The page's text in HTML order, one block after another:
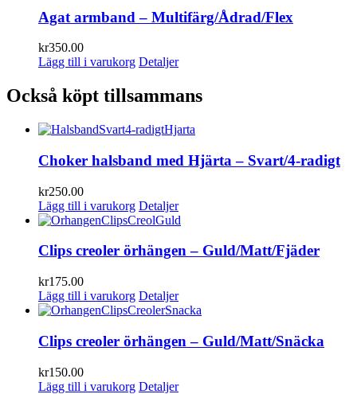
Agat armband – Multifärg/Ådrad/Flex
kr350.00
Lägg till i varukorg Detaljer
Också köpt tillsammans
Choker halsband med Hjärta – Svart/4-radigt
kr250.00
Lägg till i varukorg Detaljer
Clips creoler örhängen – Guld/Matt/Fjäder
kr175.00
Lägg till i varukorg Detaljer
Clips creoler örhängen – Guld/Matt/Snäcka
kr150.00
Lägg till i varukorg Detaljer